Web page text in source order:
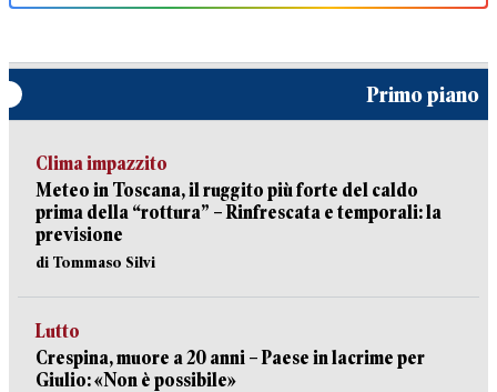
Primo piano
Clima impazzito
Meteo in Toscana, il ruggito più forte del caldo
prima della “rottura” – Rinfrescata e temporali: la
previsione
di Tommaso Silvi
Lutto
Crespina, muore a 20 anni – Paese in lacrime per
Giulio: «Non è possibile»